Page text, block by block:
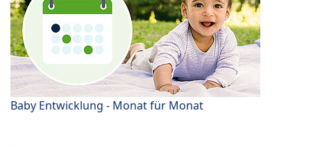
Baby Entwicklung - Monat für Monat